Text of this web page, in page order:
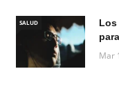
SALUD
Los
Mar